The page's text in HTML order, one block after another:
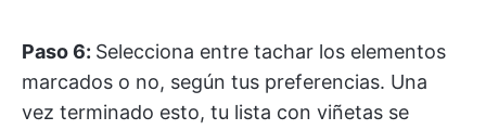
Paso 6: Selecciona entre tachar los elementos
marcados o no, según tus preferencias. Una
vez terminado esto, tu lista con viñetas se